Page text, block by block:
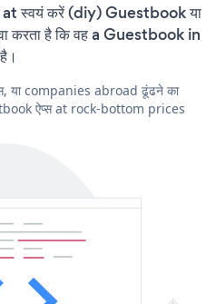
स्वयं करें (diy) Guestbook या
करता है कि वह a Guestbook in
या companies abroad ढूंढने का
ऐप्स at rock-bottom prices